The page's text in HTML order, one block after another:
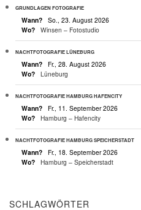
GRUNDLAGEN FOTOGRAFIE
Wann?
So., 23. August 2026
Wo?
Winsen – Fotostudio
NACHTFOTOGRAFIE LÜNEBURG
Wann?
Fr., 28. August 2026
Wo?
Lüneburg
NACHTFOTOGRAFIE HAMBURG HAFENCITY
Wann?
Fr., 11. September 2026
Wo?
Hamburg – Hafencity
NACHTFOTOGRAFIE HAMBURG SPEICHERSTADT
Wann?
Fr., 18. September 2026
Wo?
Hamburg – Speicherstadt
SCHLAGWÖRTER